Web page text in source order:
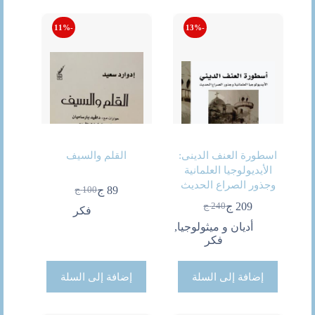
-13%
اسطورة العنف الدينى:
الأيديولوجيا العلمانية
وجذور الصراع الحديث
240 ج
السعر
الأصلي
هو:
209 جالسعر
الحالي
هو:
أديان و ميثولوجيا,
فكر
إضافة إلى السلة
-11%
القلم والسيف
100 ج
السعر
الأصلي
89 جالسعر
الحالي
فكر
إضافة إلى السلة